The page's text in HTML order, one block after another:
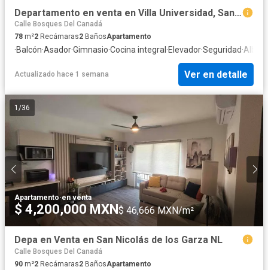
Departamento en venta en Villa Universidad, San Nicolás de los Garza, Nuevo León
Calle Bosques Del Canadá
78 m²2 Recámaras2 BañosApartamento
·Balcón·Asador·Gimnasio·Cocina integral ·Elevador·Seguridad·
Actualizado hace 1 semana Ver en detalle
1 /36
Apartamento·en venta
$ 4,200,000 MXN$ 46,666 MXN/m²
Depa en Venta en San Nicolás de los Garza NL
Calle Bosques Del Canadá
90 m²2 Recámaras2 BañosApartamento